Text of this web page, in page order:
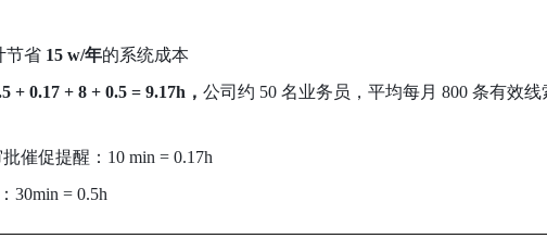
节省 15 w/年的系统成本
+ 0.17 + 8 + 0.5 = 9.17h， 公司约 50 名业务员，平均每月 800 条有效
催促提醒：10 min = 0.17h
30min = 0.5h